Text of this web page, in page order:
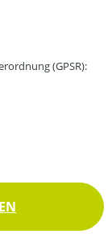
(GPSR):